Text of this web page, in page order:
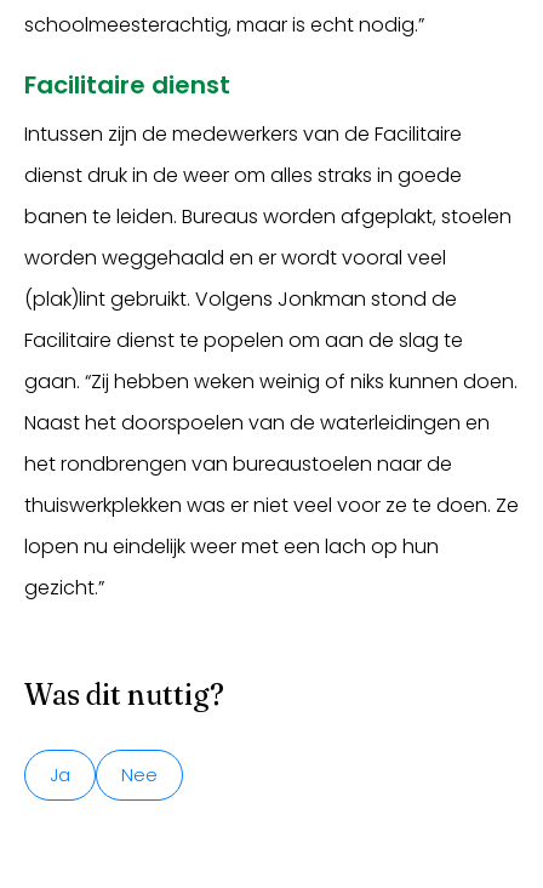
schoolmeesterachtig, maar is echt nodig.”
Facilitaire dienst
Intussen zijn de medewerkers van de Facilitaire
dienst druk in de weer om alles straks in goede
banen te leiden. Bureaus worden afgeplakt, stoelen
worden weggehaald en er wordt vooral veel
(plak)lint gebruikt. Volgens Jonkman stond de
Facilitaire dienst te popelen om aan de slag te
gaan. “Zij hebben weken weinig of niks kunnen doen.
Naast het doorspoelen van de waterleidingen en
het rondbrengen van bureaustoelen naar de
thuiswerkplekken was er niet veel voor ze te doen. Ze
lopen nu eindelijk weer met een lach op hun
gezicht.”
Was dit nuttig?
Ja Nee